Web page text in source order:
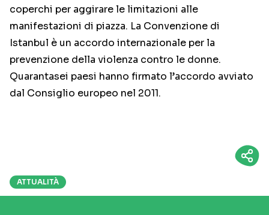
coperchi per aggirare le limitazioni alle
manifestazioni di piazza. La Convenzione di
Istanbul è un accordo internazionale per la
prevenzione della violenza contro le donne.
Quarantasei paesi hanno firmato l’accordo avviato
dal Consiglio europeo nel 2011.
ATTUALITÀ